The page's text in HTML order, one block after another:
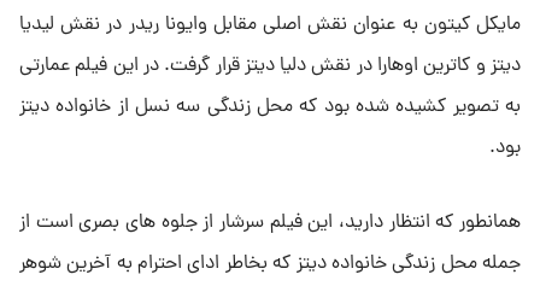
مایکل کیتون به عنوان نقش اصلی مقابل وایونا ریدر در نقش لیدیا
دیتز و کاترین اوهارا در نقش دلیا دیتز قرار گرفت. در این فیلم عمارتی
به تصویر کشیده شده بود که محل زندگی سه نسل از خانواده دیتز
بود.
همانطور که انتظار دارید، این فیلم سرشار از جلوه های بصری است از
جمله محل زندگی خانواده دیتز که بخاطر ادای احترام به آخرین شوهر